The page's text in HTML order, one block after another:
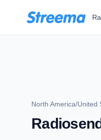
North America/United